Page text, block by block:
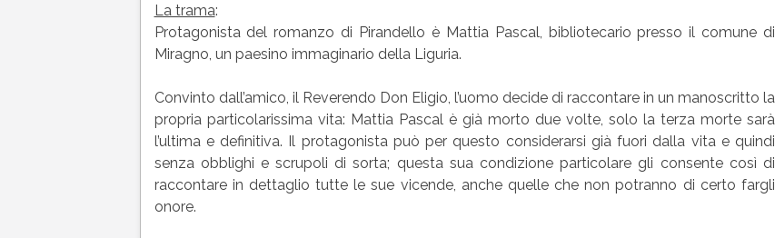
di
|
Riassunto,
analisi
e
commento
La trama:
Protagonista del romanzo di Pirandello è Mattia Pascal, bibliotecario presso il comune di
Miragno, un paesino immaginario della Liguria.
Convinto dall’amico, il Reverendo Don Eligio, l’uomo decide di raccontare in un manoscritto la
propria particolarissima vita: Mattia Pascal è già morto due volte, solo la terza morte sarà
l’ultima e definitiva. Il protagonista può per questo considerarsi già fuori dalla vita e quindi
senza obblighi e scrupoli di sorta; questa sua condizione particolare gli consente così di
raccontare in dettaglio tutte le sue vicende, anche quelle che non potranno di certo fargli
onore.